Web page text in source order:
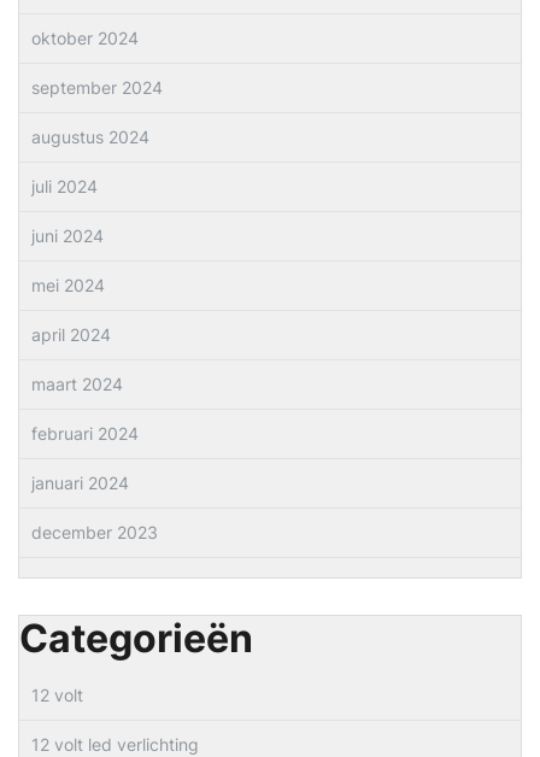
oktober 2024
september 2024
augustus 2024
juli 2024
juni 2024
mei 2024
april 2024
maart 2024
februari 2024
januari 2024
december 2023
Categorieën
12 volt
12 volt led verlichting